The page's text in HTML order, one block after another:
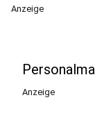
Anzeige
Anzeige